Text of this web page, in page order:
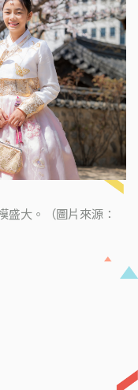
盛大。（圖片來源：